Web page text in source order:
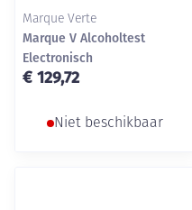
Marque Verte
Marque V Alcoholtest
Electronisch
€ 129,72
Niet beschikbaar